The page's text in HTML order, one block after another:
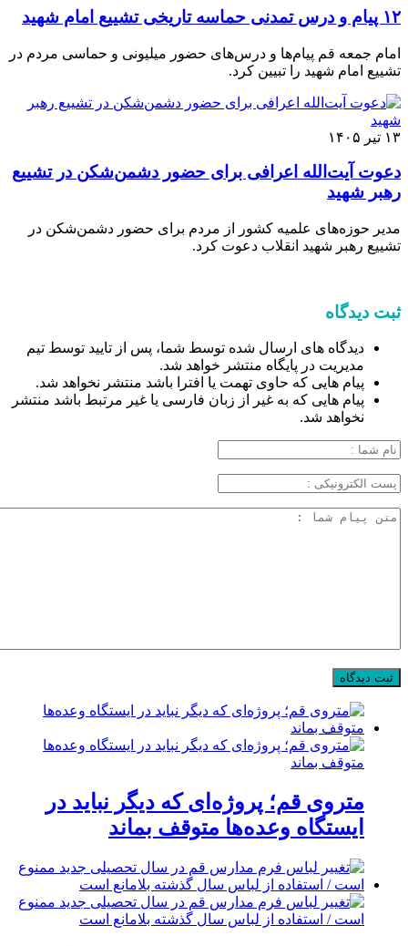
۱۲ پیام و درس تمدنی حماسه تاریخی تشییع امام شهید
امام جمعه قم پیام‌ها و درس‌های حضور میلیونی و حماسی مردم در
تشییع امام شهید را تبیین کرد.
۱۳ تیر ۱۴۰۵
دعوت آیت‌الله اعرافی برای حضور دشمن‌شکن در تشییع
رهبر شهید
مدیر حوزه‌های علمیه کشور از مردم برای حضور دشمن‌شکن در
تشییع رهبر شهید انقلاب دعوت کرد.
ثبت دیدگاه
دیدگاه های ارسال شده توسط شما، پس از تایید توسط تیم
مدیریت در پایگاه منتشر خواهد شد.
پیام هایی که حاوی تهمت یا افترا باشد منتشر نخواهد شد.
پیام هایی که به غیر از زبان فارسی یا غیر مرتبط باشد منتشر
نخواهد شد.
متروی قم؛ پروژه‌ای که دیگر نباید در
ایستگاه وعده‌ها متوقف بماند